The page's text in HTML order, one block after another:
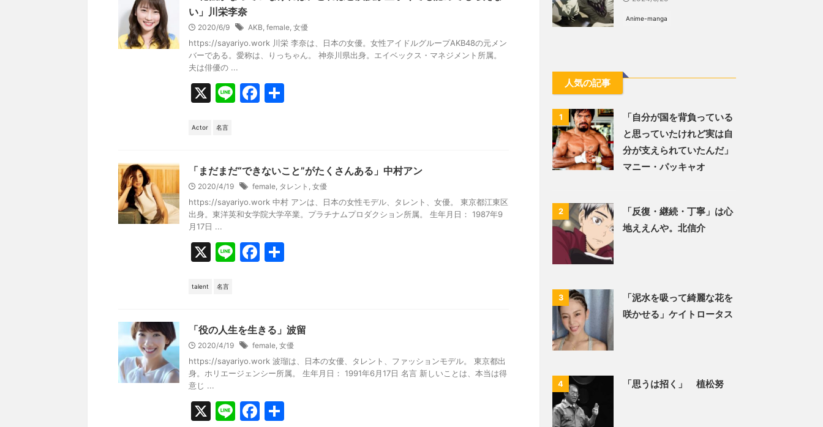
o
k
い」川栄李奈
2020/6/9 AKB, female, 女優
https://sayariyo.work 川栄 李奈は、日本の女優。女性アイドルグループAKB48の元メン
バーである。愛称は、りっちゃん。 神奈川県出身。エイベックス・マネジメント所属。
夫は俳優の ...
X
Li F
b
o
o
Actor 名言
「まだまだ“できないこと”がたくさんある」中村アン
2020/4/19 female, タレント , 女優
https://sayariyo.work 中村 アンは、日本の女性モデル、タレント、女優。 東京都江東区
出身。東洋英和女学院大学卒業。プラチナムプロダクション所属。 生年月日： 1987年9
月17日 ...
X
Li F
b
o
o
talent 名言
「役の人生を生きる」波留
2020/4/19 female, 女優
https://sayariyo.work 波瑠は、日本の女優、タレント、ファッションモデル。 東京都出
身。ホリエージェンシー所属。 生年月日： 1991年6月17日 名言 新しいことは、本当は得
意じ ...
X
Li F
Anime-manga
人気の記事
1
「自分が国を背負っている
と思っていたけれど実は自
分が支えられていたんだ」
マニー・パッキャオ
2
「反復・継続・丁寧」は心
地ええんや。北信介
3
「泥水を吸って綺麗な花を
咲かせる」ケイトロータス
4 「思うは招く」 植松努